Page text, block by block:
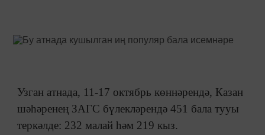
Узган атнада, 11-17 октябрь көннәрендә, Казан
шәһәренең ЗАГС бүлекләрендә 451 бала тууы
теркәлде: 232 малай һәм 219 кыз.